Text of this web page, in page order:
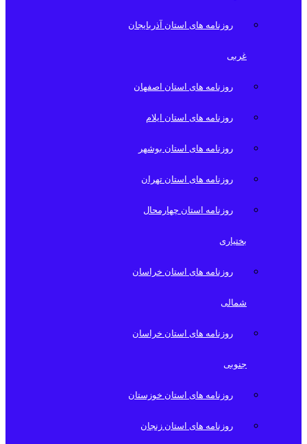
روزنامه های استان آذربایجان
غربی
روزنامه های استان اصفهان
روزنامه های استان ایلام
روزنامه های استان بوشهر
روزنامه های استان تهران
روزنامه استان چهارمحال
بختیاری
روزنامه های استان خراسان
شمالی
روزنامه های استان خراسان
جنوبی
روزنامه های استان خوزستان
روزنامه های استان زنجان